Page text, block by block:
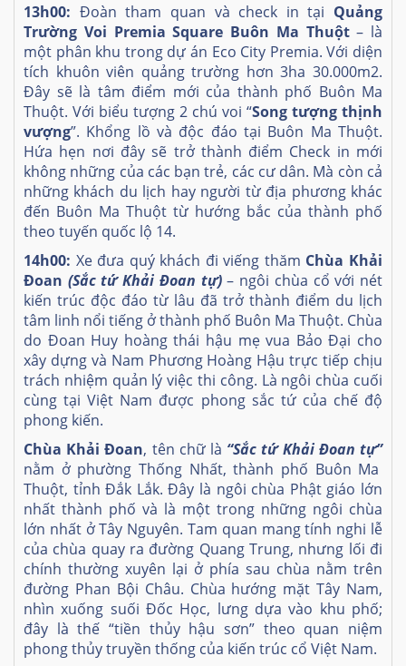
13h00: Đoàn tham quan và check in tại Quảng
Trường Voi Premia Square Buôn Ma Thuột– là
một phân khu trong dự án Eco City Premia. Với diện
tích khuôn viên quảng trường hơn 3ha 30.000m2.
Đây sẽ là tâm điểm mới của thành phố Buôn Ma
Thuột. Với biểu tượng 2 chú voi “Song tượng thịnh
vượng”. Khổng lồ và độc đáo tại Buôn Ma Thuột.
Hứa hẹn nơi đây sẽ trở thành điểm Check in mới
không những của các bạn trẻ, các cư dân. Mà còn cả
những khách du lịch hay người từ địa phương khác
đến Buôn Ma Thuột từ hướng bắc của thành phố
theo tuyến quốc lộ 14.
14h00: Xe đưa quý khách đi viếng thăm Chùa Khải
Đoan (Sắc tứ Khải Đoan tự)– ngôi chùa cổ với nét
kiến trúc độc đáo từ lâu đã trở thành điểm du lịch
tâm linh nổi tiếng ở thành phố Buôn Ma Thuột. Chùa
do Đoan Huy hoàng thái hậu mẹ vua Bảo Đại cho
xây dựng và Nam Phương Hoàng Hậu trực tiếp chịu
trách nhiệm quản lý việc thi công. Là ngôi chùa cuối
cùng tại Việt Nam được phong sắc tứ của chế độ
phong kiến.
Chùa Khải Đoan, tên chữ là “Sắc tứ Khải Đoan tự”
nằm ở phường Thống Nhất, thành phố Buôn Ma
Thuột, tỉnh Đắk Lắk. Đây là ngôi chùa Phật giáo lớn
nhất thành phố và là một trong những ngôi chùa
lớn nhất ở Tây Nguyên. Tam quan mang tính nghi lễ
của chùa quay ra đường Quang Trung, nhưng lối đi
chính thường xuyên lại ở phía sau chùa nằm trên
đường Phan Bội Châu. Chùa hướng mặt Tây Nam,
nhìn xuống suối Đốc Học, lưng dựa vào khu phố;
đây là thế “tiền thủy hậu sơn” theo quan niệm
phong thủy truyền thống của kiến trúc cổ Việt Nam.